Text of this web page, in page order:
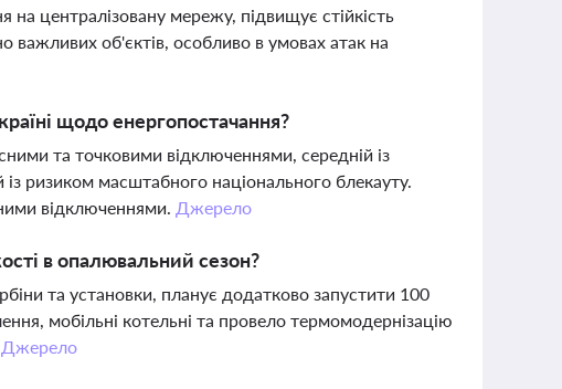
централізовану мережу, підвищує стійкість
важливих об'єктів, особливо в умовах атак на
щодо енергопостачання?
та точковими відключеннями, середній із
ризиком масштабного національного блекауту.
відключеннями. Джерело
в опалювальний сезон?
та установки, планує додатково запустити 100
мобільні котельні та провело термомодернізацію
Джерело